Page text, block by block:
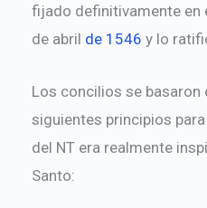
fijado definitivamente en
de abril de 1546 y lo
Los concilios se basaron
siguientes principios
del NT era realmente
Santo: